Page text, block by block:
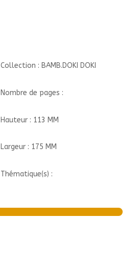
Collection : BAMB.DOKI DOKI
Nombre de pages :
Hauteur : 113 MM
Largeur : 175 MM
Thématique(s) :